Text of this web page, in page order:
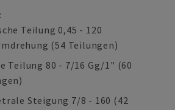
Teilung 0,45 - 120
(54 Teilungen)
Teilung 80 - 7/16 Gg/1" (60
Steigung 7/8 - 160 (42